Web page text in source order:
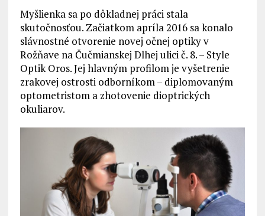
Myšlienka sa po dôkladnej práci stala
skutočnosťou. Začiatkom apríla 2016 sa konalo
slávnostné otvorenie novej očnej optiky v
Rožňave na Čučmianskej Dlhej ulici č. 8. – Style
Optik Oros. Jej hlavným profilom je vyšetrenie
zrakovej ostrosti odborníkom – diplomovaným
optometristom a zhotovenie dioptrických
okuliarov.